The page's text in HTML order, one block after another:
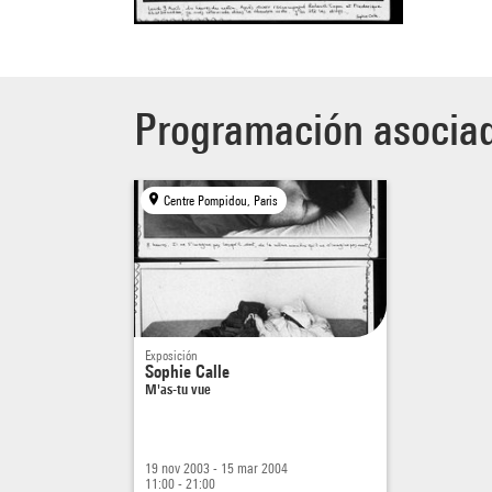
Programación
Centre Pompidou, Paris
Exposición
Sophie Calle
M'as-tu vue
19 nov 2003 - 15 mar 2004
11:00 - 21:00